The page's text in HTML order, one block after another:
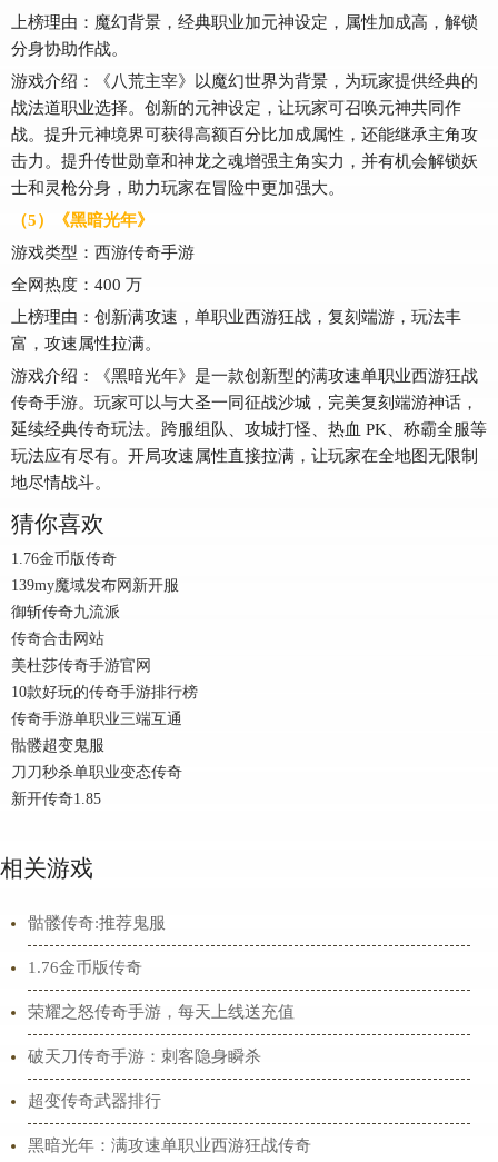
上榜理由：魔幻背景，经典职业加元神设定，属性加成高，解锁
分身协助作战。
游戏介绍：《八荒主宰》以魔幻世界为背景，为玩家提供经典的
战法道职业选择。创新的元神设定，让玩家可召唤元神共同作
战。提升元神境界可获得高额百分比加成属性，还能继承主角攻
击力。提升传世勋章和神龙之魂增强主角实力，并有机会解锁妖
士和灵枪分身，助力玩家在冒险中更加强大。
（5）《黑暗光年》
游戏类型：西游传奇手游
全网热度：400 万
上榜理由：创新满攻速，单职业西游狂战，复刻端游，玩法丰
富，攻速属性拉满。
游戏介绍：《黑暗光年》是一款创新型的满攻速单职业西游狂战
传奇手游。玩家可以与大圣一同征战沙城，完美复刻端游神话，
延续经典传奇玩法。跨服组队、攻城打怪、热血 PK、称霸全服等
玩法应有尽有。开局攻速属性直接拉满，让玩家在全地图无限制
地尽情战斗。
猜你喜欢
1.76金币版传奇
139my魔域发布网新开服
御斩传奇九流派
传奇合击网站
美杜莎传奇手游官网
10款好玩的传奇手游排行榜
传奇手游单职业三端互通
骷髅超变鬼服
刀刀秒杀单职业变态传奇
新开传奇1.85
相关游戏
骷髅传奇:推荐鬼服
1.76金币版传奇
荣耀之怒传奇手游，每天上线送充值
破天刀传奇手游：刺客隐身瞬杀
超变传奇武器排行
黑暗光年：满攻速单职业西游狂战传奇